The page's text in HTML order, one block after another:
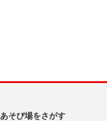
あそび場をさがす